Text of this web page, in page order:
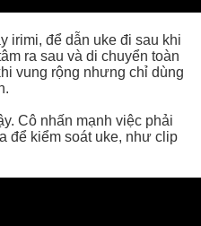
irimi, để dẫn uke đi sau khi
ra sau và di chuyển toàn
vung rộng nhưng chỉ dùng
Cô nhấn mạnh việc phải
để kiểm soát uke, như clip